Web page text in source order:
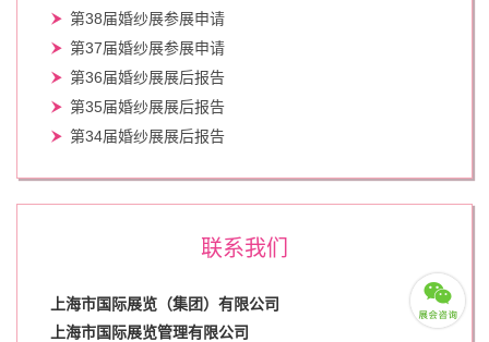
第38届婚纱展参展申请
第37届婚纱展参展申请
第36届婚纱展展后报告
第35届婚纱展展后报告
第34届婚纱展展后报告
联系我们
上海市国际展览（集团）有限公司
上海市国际展览管理有限公司